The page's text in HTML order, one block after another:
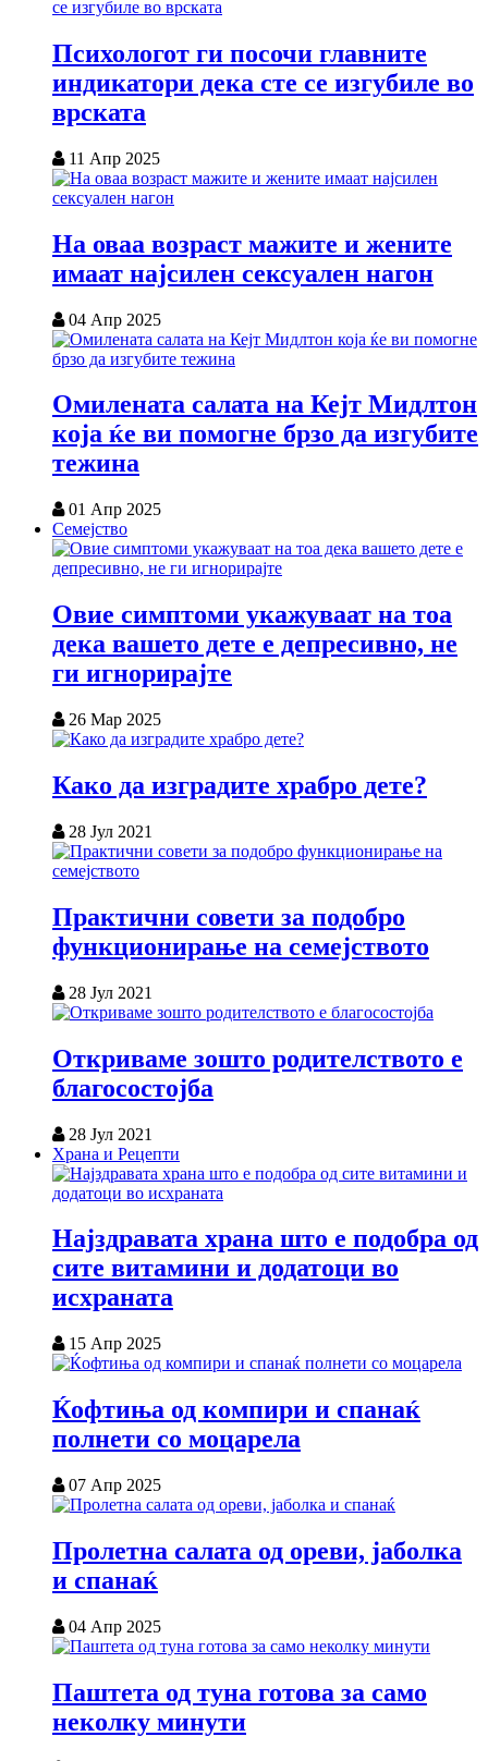
Психологот ги посочи главните
индикатори дека сте се изгубиле во
врската
11 Апр 2025
На оваа возраст мажите и жените
имаат најсилен сексуален нагон
04 Апр 2025
Омилената салата на Кејт Мидлтон
која ќе ви помогне брзо да изгубите
тежина
01 Апр 2025
Семејство
Овие симптоми укажуваат на тоа
дека вашето дете е депресивно, не
ги игнорирајте
26 Мар 2025
Како да изградите храбро дете?
28 Јул 2021
Практични совети за подобро
функционирање на семејството
28 Јул 2021
Откриваме зошто родителството е
благосостојба
28 Јул 2021
Храна и Рецепти
Најздравата храна што е подобра од
сите витамини и додатоци во
исхраната
15 Апр 2025
Ќофтиња од компири и спанаќ
полнети со моцарела
07 Апр 2025
Пролетна салата од ореви, јаболка
и спанаќ
04 Апр 2025
Паштета од туна готова за само
неколку минути